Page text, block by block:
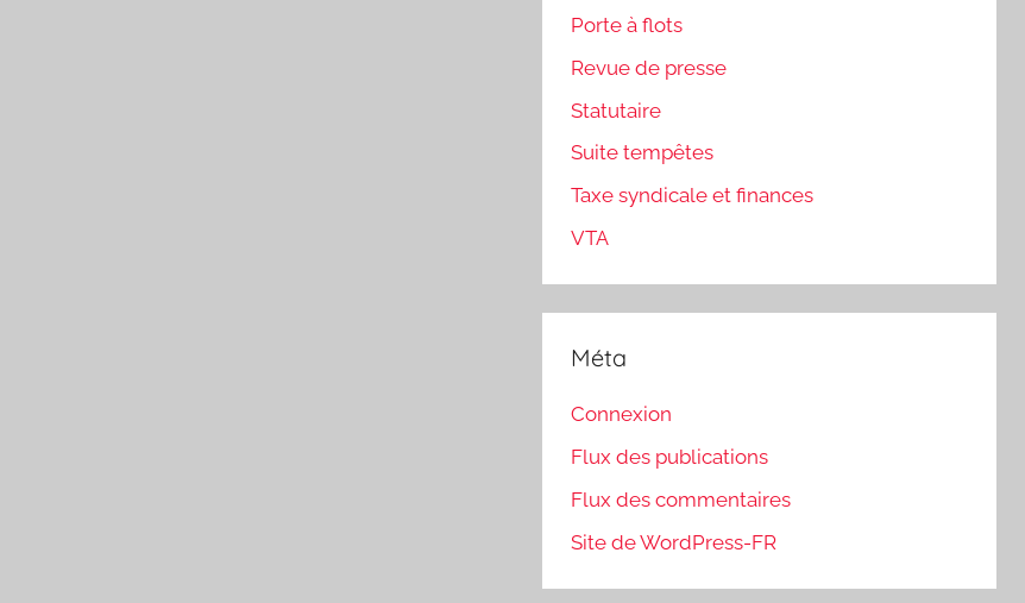
Porte à flots
Revue de presse
Statutaire
Suite tempêtes
Taxe syndicale et finances
VTA
Méta
Connexion
Flux des publications
Flux des commentaires
Site de WordPress-FR